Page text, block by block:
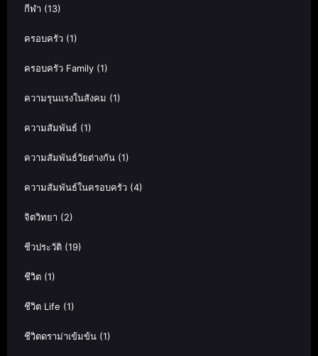
กีฬา (13)
ครอบครัว (1)
ครอบครัว Family (1)
ความรุนแรงในสังคม (1)
ความสัมพันธ์ (1)
ความสัมพันธ์วัยต่างกัน (1)
ความสัมพันธ์ในครอบครัว (4)
จิตวิทยา (2)
ชีวประวัติ (19)
ชีวิต (1)
ชีวิต Life (1)
ชีวิตดราม่าเข้มข้น (1)